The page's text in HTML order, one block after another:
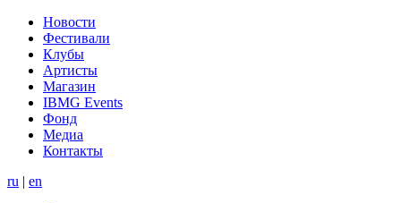
Новости
Фестивали
Клубы
Артисты
Магазин
IBMG Events
Фонд
Медиа
Контакты
ru | en